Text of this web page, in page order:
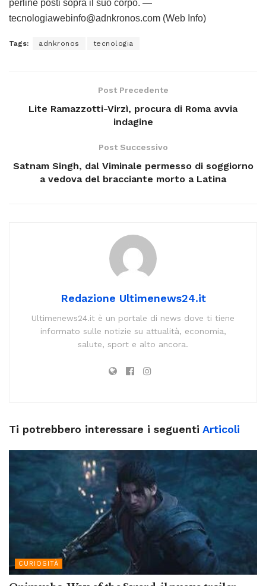
perline posti sopra il suo corpo. —
tecnologiawebinfo@adnkronos.com (Web Info)
Tags: adnkronos tecnologia
Post Precedente
Lite Ramazzotti-Virzì, procura di Roma avvia
indagine
Post Successivo
Satnam Singh, dal Viminale permesso di soggiorno
a vedova del bracciante morto a Latina
Redazione Ultimenews24.it
Ultimenews24.it è un portale di news dove ti tiene
informato sulle notizie su attualità, economia,
salute, sport e alto ancora.
Ti potrebbero interessare i seguenti Articoli
CURIOSITÀ